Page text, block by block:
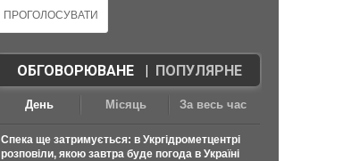
ОБГОВОРЮВАНЕ| ПОПУЛЯРНЕ
День Місяць За весь час
Спека ще затримується: в Укргідрометцентрі
розповіли, якою завтра буде погода в Україні